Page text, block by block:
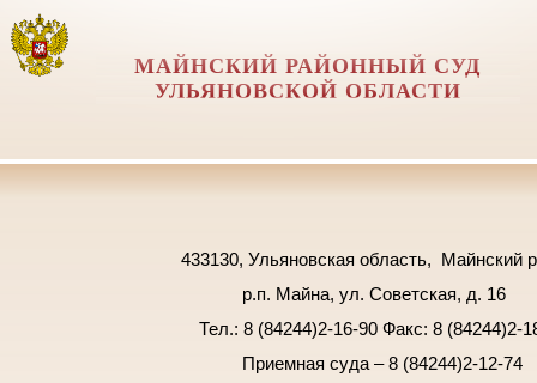
МАЙНСКИЙ РАЙОННЫЙ СУД
УЛЬЯНОВСКОЙ ОБЛАСТИ
433130, Ульяновская область, Майнский
р.п. Майна, ул. Советская, д. 16
Тел.: 8 (84244)2-16-90 Факс: 8 (84244)2-
Приемная суда – 8 (84244)2-12-74